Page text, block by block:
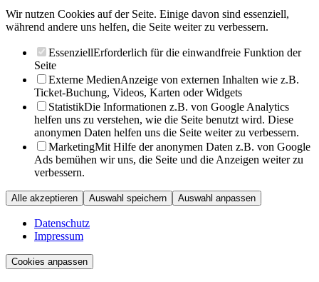
Wir nutzen Cookies auf der Seite. Einige davon sind essenziell,
während andere uns helfen, die Seite weiter zu verbessern.
EssenziellErforderlich für die einwandfreie Funktion der
Seite
Externe MedienAnzeige von externen Inhalten wie z.B.
Ticket-Buchung, Videos, Karten oder Widgets
StatistikDie Informationen z.B. von Google Analytics
helfen uns zu verstehen, wie die Seite benutzt wird. Diese
anonymen Daten helfen uns die Seite weiter zu verbessern.
MarketingMit Hilfe der anonymen Daten z.B. von Google
Ads bemühen wir uns, die Seite und die Anzeigen weiter zu
verbessern.
Alle akzeptieren Auswahl speichern Auswahl anpassen
Datenschutz
Impressum
Cookies anpassen